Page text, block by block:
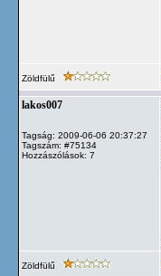
Zöldfülű
lakos007
Tagság: 2009-06-06 20:37:27
Tagszám: #75134
Hozzászólások: 7
Zöldfülű